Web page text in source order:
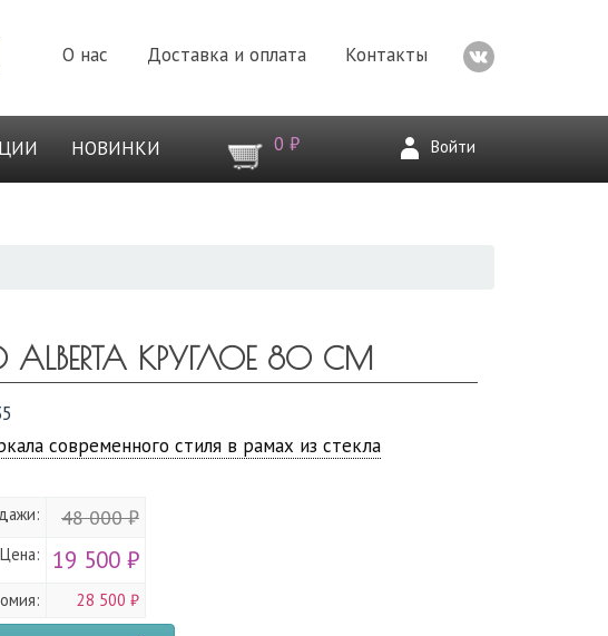
О нас Доставка и оплата Контакты
НОВИНКИ 0 ₽ Войти
КРУГЛОЕ 80 СМ
современного стиля в рамах из стекла
48 000 ₽
Цена: 19 500 ₽
28 500 ₽